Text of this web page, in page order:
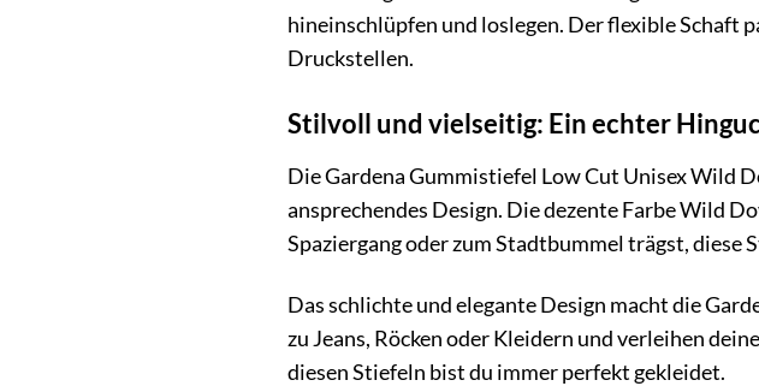
hineinschlüpfen und loslegen. Der flexible Schaft
Druckstellen.
Stilvoll und vielseitig: Ein echter
Die Gardena Gummistiefel Low Cut Unisex Wild
ansprechendes Design. Die dezente Farbe Wild
Spaziergang oder zum Stadtbummel trägst, diese
Das schlichte und elegante Design macht die
zu Jeans, Röcken oder Kleidern und verleihen
diesen Stiefeln bist du immer perfekt gekleidet.